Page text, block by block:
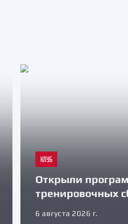
КЛУБ
Открыли
тренировочных
6 августа 2026 г.